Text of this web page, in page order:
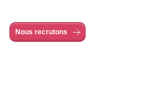
Nous recrutons